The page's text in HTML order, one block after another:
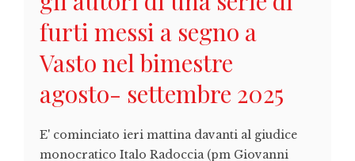
furti messi a segno a
Vasto nel bimestre
agosto- settembre 2025
E' cominciato ieri mattina davanti al giudice
monocratico Italo Radoccia (pm Giovanni